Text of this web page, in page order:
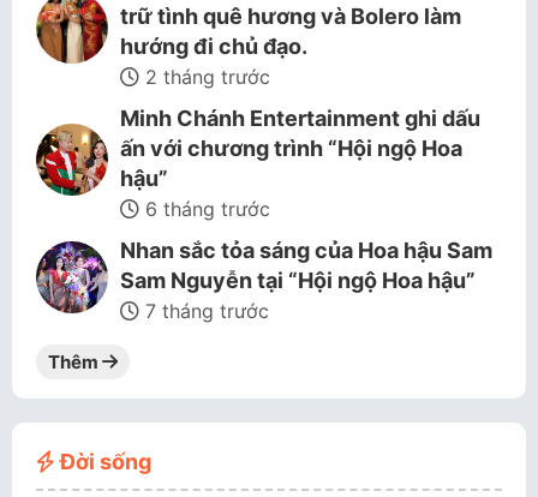
trữ tình quê hương và Bolero làm
hướng đi chủ đạo.
2 tháng trước
Minh Chánh Entertainment ghi dấu
ấn với chương trình “Hội ngộ Hoa
hậu”
6 tháng trước
Nhan sắc tỏa sáng của Hoa hậu Sam
Sam Nguyễn tại “Hội ngộ Hoa hậu”
7 tháng trước
Thêm
Đời sống